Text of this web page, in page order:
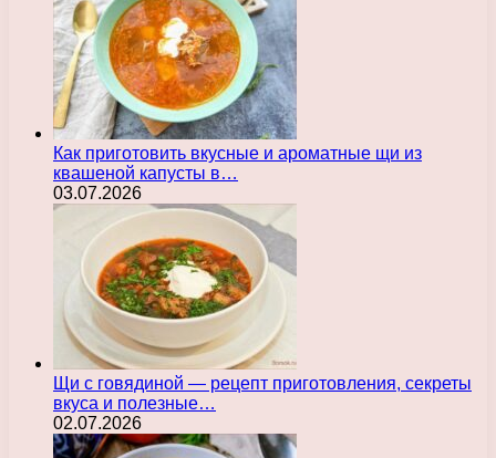
Как приготовить вкусные и ароматные щи из
квашеной капусты в…
03.07.2026
Щи с говядиной — рецепт приготовления, секреты
вкуса и полезные…
02.07.2026